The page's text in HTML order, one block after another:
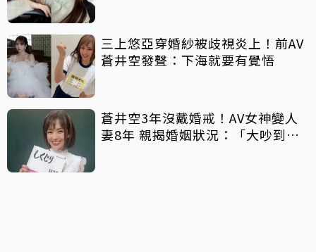
三上悠亞穿婚紗被歧視炎上！前AV
蒼井空發聲：下海就要有覺悟
蒼井空3年沒戴婚戒！AV女神變人
妻8年 親揭婚姻狀況：「大吵到分